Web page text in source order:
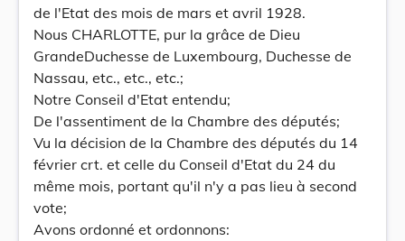
de l'Etat des mois de mars et avril 1928.
Nous CHARLOTTE, pur la grâce de Dieu
GrandeDuchesse de Luxembourg, Duchesse de
Nassau, etc., etc., etc.;
Notre Conseil d'Etat entendu;
De l'assentiment de la Chambre des députés;
Vu la décision de la Chambre des députés du 14
février crt. et celle du Conseil d'Etat du 24 du
même mois, portant qu'il n'y a pas lieu à second
vote;
Avons ordonné et ordonnons: